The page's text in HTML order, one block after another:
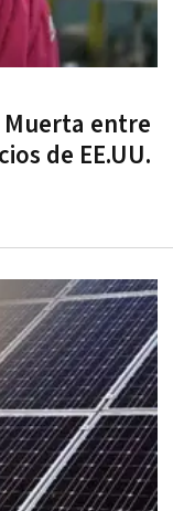
Muerta entre
de EE.UU.